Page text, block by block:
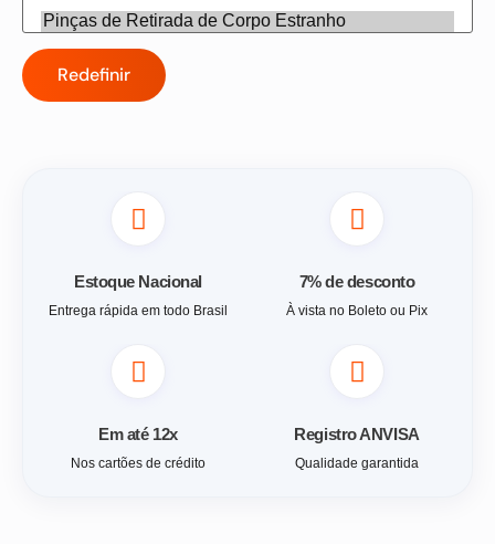
Redefinir
Estoque Nacional
Entrega rápida em todo Brasil
7% de desconto
À vista no Boleto ou Pix
Em até 12x
Nos cartões de crédito
Registro ANVISA
Qualidade garantida